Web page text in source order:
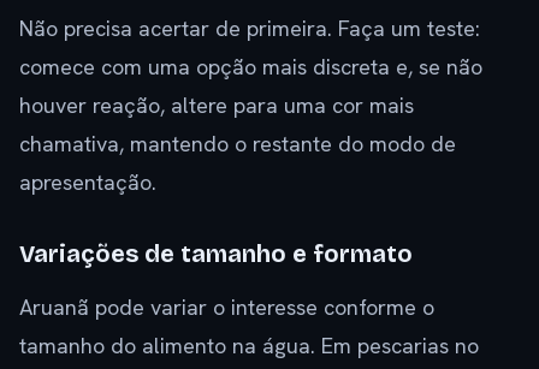
Não precisa acertar de primeira. Faça um teste:
comece com uma opção mais discreta e, se não
houver reação, altere para uma cor mais
chamativa, mantendo o restante do modo de
apresentação.
Variações de tamanho e formato
Aruanã pode variar o interesse conforme o
tamanho do alimento na água. Em pescarias no